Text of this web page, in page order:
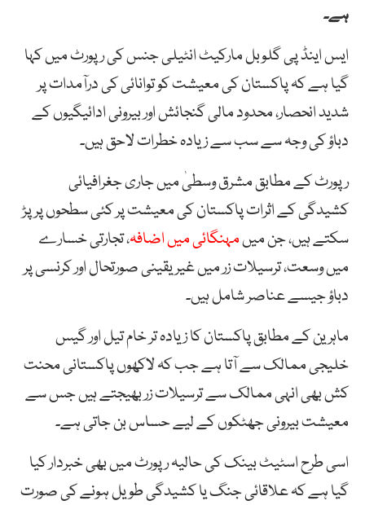
ہے۔
ایس اینڈ پی گلوبل مارکیٹ انٹیلی جنس کی رپورٹ میں کہا
گیا ہے کہ پاکستان کی معیشت کو توانائی کی درآمدات پر
شدید انحصار، محدود مالی گنجائش اور بیرونی ادائیگیوں کے
دباؤ کی وجہ سے سب سے زیادہ خطرات لاحق ہیں۔
رپورٹ کے مطابق مشرق وسطیٰ میں جاری جغرافیائی
کشیدگی کے اثرات پاکستان کی معیشت پر کئی سطحوں پر پڑ
سکتے ہیں، جن میںمہنگائی میں اضافہ، تجارتی خسارے
میں وسعت، ترسیلات زر میں غیریقینی صورتحال اور کرنسی پر
دباؤ جیسے عناصر شامل ہیں۔
ماہرین کے مطابق پاکستان کا زیادہ تر خام تیل اور گیس
خلیجی ممالک سے آتا ہے جب کہ لاکھوں پاکستانی محنت
کش بھی انہی ممالک سے ترسیلات زر بھیجتے ہیں جس سے
معیشت بیرونی جھٹکوں کے لیے حساس بن جاتی ہے۔
اسی طرح اسٹیٹ بینک کی حالیہ رپورٹ میں بھی خبردار کیا
گیا ہے کہ علاقائی جنگ یا کشیدگی طویل ہونے کی صورت